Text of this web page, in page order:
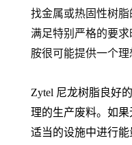
找金属或热固性树
满足特别严格的要
胺很可能提供一个理
Zytel 尼龙树脂良好
理的生产废料。如
适当的设施中进行能